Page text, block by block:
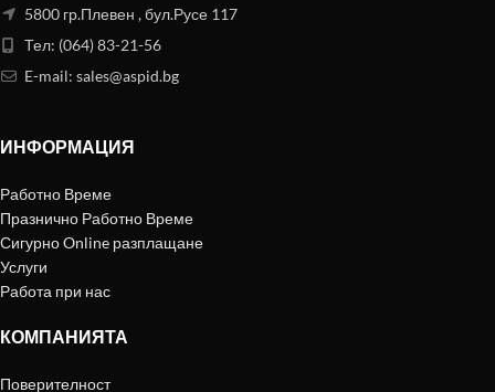
5800 гр.Плевен , бул.Русе 117
Тел: (064) 83-21-56
E-mail: sales@aspid.bg
ИНФОРМАЦИЯ
Работно Време
Празнично Работно Време
Сигурно Online разплащане
Услуги
Работа при нас
КОМПАНИЯТА
Поверителност